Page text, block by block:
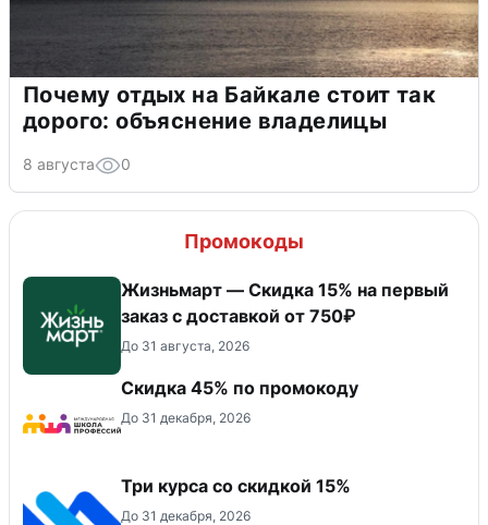
Почему отдых на Байкале стоит так
дорого: объяснение владелицы
8 августа 0
Промокоды
Жизньмарт — Скидка 15% на первый
заказ с доставкой от 750₽
До 31 августа, 2026
Скидка 45% по промокоду
До 31 декабря, 2026
Три курса со скидкой 15%
До 31 декабря, 2026